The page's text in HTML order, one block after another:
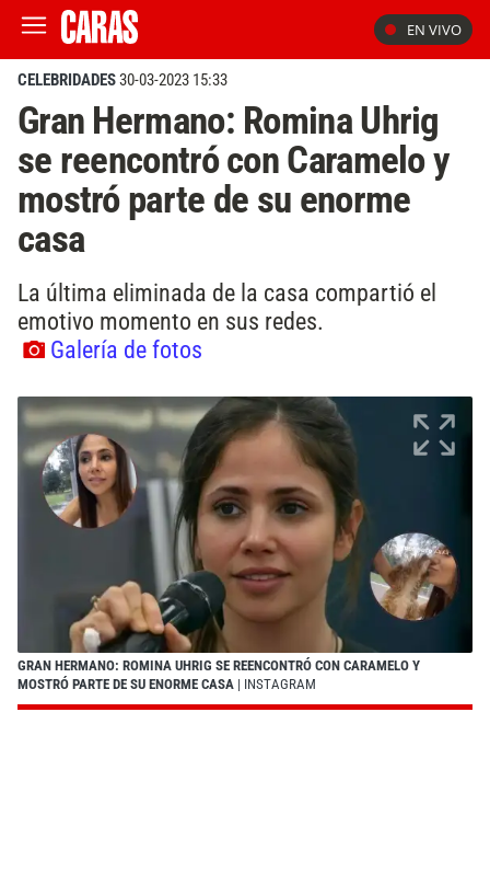
EN VIVO
CELEBRIDADES30-03-2023 15:33
Gran Hermano: Romina Uhrig
se reencontró con Caramelo y
mostró parte de su enorme
casa
La última eliminada de la casa compartió el
emotivo momento en sus redes.
Galería de fotos
GRAN HERMANO: ROMINA UHRIG SE REENCONTRÓ CON CARAMELO Y
MOSTRÓ PARTE DE SU ENORME CASA | INSTAGRAM